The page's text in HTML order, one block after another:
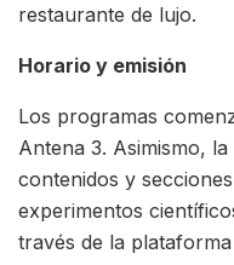
restaurante de lujo.
Horario y emisión
Los programas
Antena 3. Asimismo,
contenidos y
experimentos
través de la plataforma